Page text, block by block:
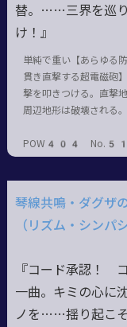
替。……三界を巡
け！』
単純で重い【あらゆる
貫き直撃する超電磁砲
撃を叩きつける。直撃
周辺地形は破壊される。
POW404 No.51
琴線共鳴・ダグザ
（リズム・シンパ
『コード承認！
一曲。キミの心に
ノを……揺り起こ